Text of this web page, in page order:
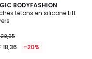
BODYFASHION
tétons en silicone Lift
22,95
18,36 -20%